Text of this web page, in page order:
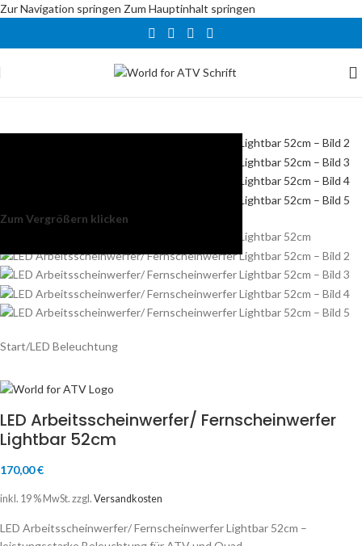
Zur Navigation springen Zum Hauptinhalt springen
Zum Vergrößern klicken
Start/LED Beleuchtung
LED Arbeitsscheinwerfer/ Fernscheinwerfer
Lightbar 52cm
170,00€
inkl. 19 % MwSt. zzgl. Versandkosten
LED Arbeitsscheinwerfer/ Fernscheinwerfer Lightbar 52cm –